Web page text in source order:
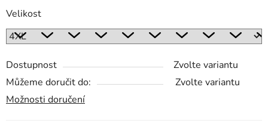
Velikost
Dostupnost
Zvolte variantu
Můžeme doručit do:
Zvolte variantu
Možnosti doručení